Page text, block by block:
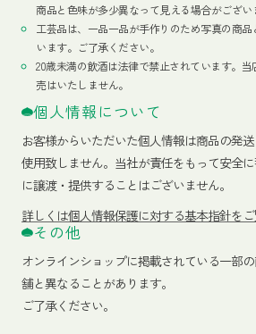
商品と色味が多少異なって見える場合がござい
工芸品は、一品一品が手作りのため写真の商
います。ご了承ください。
20歳未満の飲酒は法律で禁止されています。
売はいたしません。
個人情報について
お客様からいただいた個人情報は商品の発
使用致しません。当社が責任をもって安全
に譲渡・提供することはございません。
詳しくは個人情報保護に対する基本指針をご
その他
オンラインショップに掲載されている一部
舗と異なることがあります。
ご了承ください。